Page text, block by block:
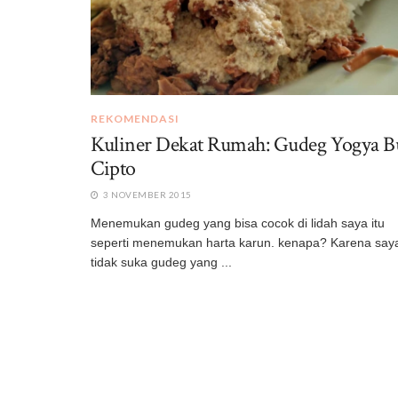
REKOMENDASI
Kuliner Dekat Rumah: Gudeg Yogya
Cipto
3 NOVEMBER 2015
Menemukan gudeg yang bisa cocok di lidah saya itu
seperti menemukan harta karun. kenapa? Karena
tidak suka gudeg yang ...